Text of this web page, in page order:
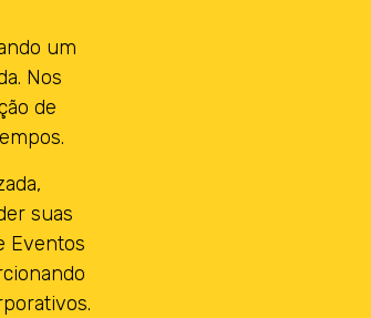
um
Nos
de
suas
Eventos